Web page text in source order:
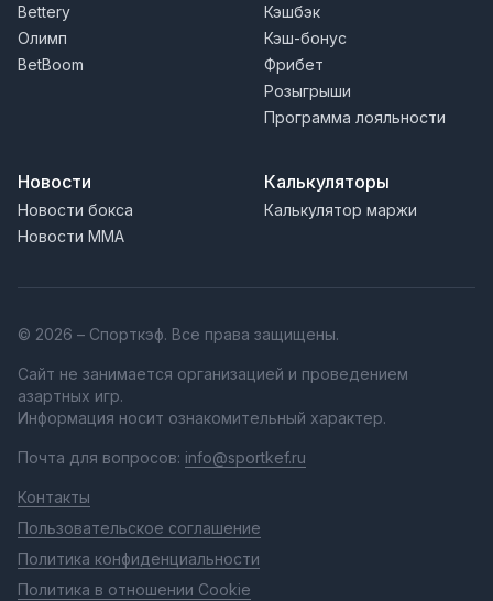
Bettery
Олимп
BetBoom
Кэшбэк
Кэш-бонус
Фрибет
Розыгрыши
Программа лояльности
Новости
Новости бокса
Новости MMA
Калькуляторы
Калькулятор маржи
© 2026 – Спорткэф. Все права защищены.
Сайт не занимается организацией и проведением
азартных игр.
Информация носит ознакомительный характер.
Почта для вопросов: info@sportkef.ru
Контакты
Пользовательское соглашение
Политика конфиденциальности
Политика в отношении Cookie